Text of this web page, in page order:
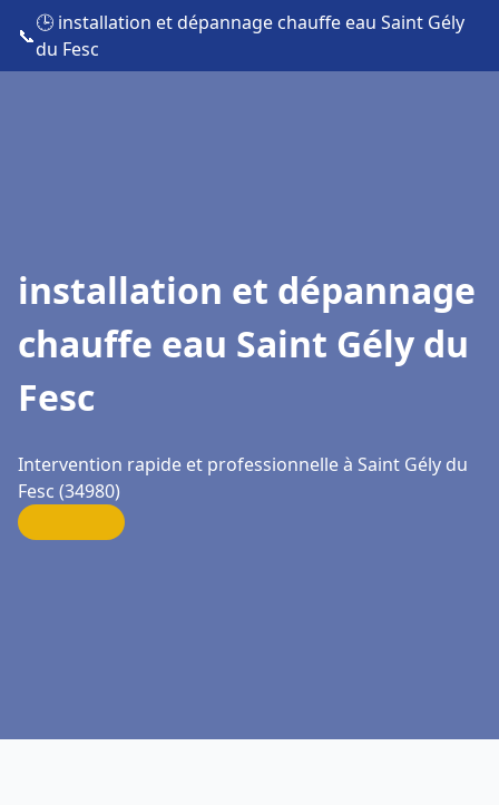
📞
🕒 installation et dépannage chauffe eau Saint Gély
du Fesc
installation et dépannage
chauffe eau Saint Gély du
Fesc
Intervention rapide et professionnelle à Saint Gély du
Fesc (34980)